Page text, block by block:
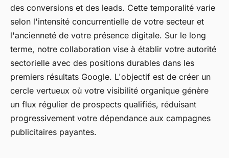
des conversions et des leads. Cette temporalité varie
selon l'intensité concurrentielle de votre secteur et
l'ancienneté de votre présence digitale. Sur le long
terme, notre collaboration vise à établir votre autorité
sectorielle avec des positions durables dans les
premiers résultats Google. L'objectif est de créer un
cercle vertueux où votre visibilité organique génère
un flux régulier de prospects qualifiés, réduisant
progressivement votre dépendance aux campagnes
publicitaires payantes.